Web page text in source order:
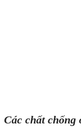
Các chất chống